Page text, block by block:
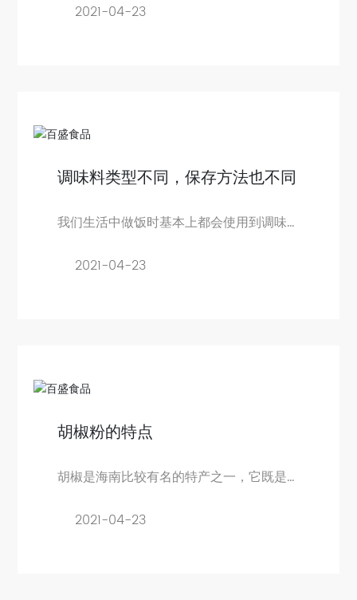
2021-04-23
调味料类型不同，保存方法也不同
我们生活中做饭时基本上都会使用到调味
2021-04-23
胡椒粉的特点
胡椒是海南比较有名的特产之一，它既是
2021-04-23